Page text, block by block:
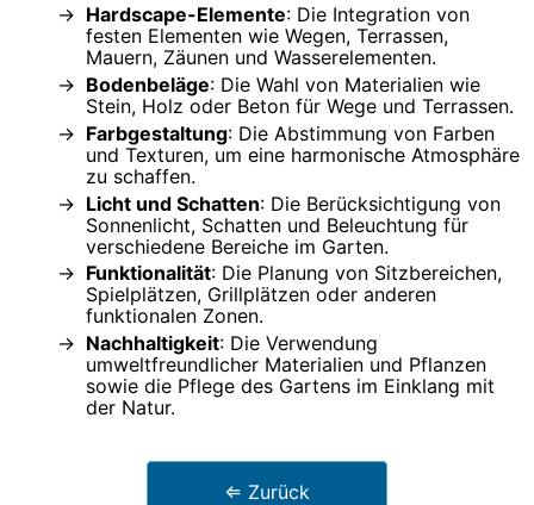
Hardscape-Elemente: Die Integration von
festen Elementen wie Wegen, Terrassen,
Mauern, Zäunen und Wasserelementen.
Bodenbeläge: Die Wahl von Materialien wie
Stein, Holz oder Beton für Wege und Terrassen.
Farbgestaltung: Die Abstimmung von Farben
und Texturen, um eine harmonische Atmosphäre
zu schaffen.
Licht und Schatten: Die Berücksichtigung von
Sonnenlicht, Schatten und Beleuchtung für
verschiedene Bereiche im Garten.
Funktionalität: Die Planung von Sitzbereichen,
Spielplätzen, Grillplätzen oder anderen
funktionalen Zonen.
Nachhaltigkeit: Die Verwendung
umweltfreundlicher Materialien und Pflanzen
sowie die Pflege des Gartens im Einklang mit
der Natur.
⇐ Zurück